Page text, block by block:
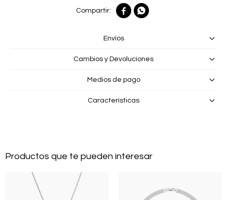
 
Envíos
Cambios y Devoluciones
Medios de pago
Características
Productos que te pueden interesar